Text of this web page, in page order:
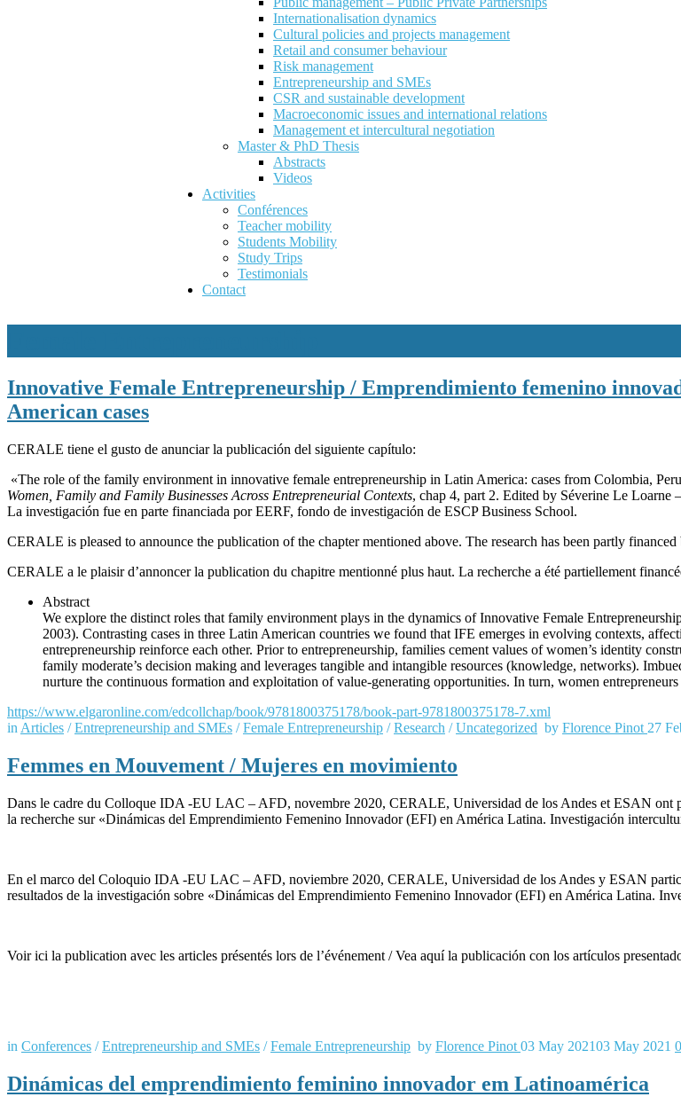
Internationalisation dynamics
Cultural policies and projects management
Retail and consumer behaviour
Risk management
Entrepreneurship and SMEs
CSR and sustainable development
Macroeconomic issues and international relations
Management et intercultural negotiation
Master & PhD Thesis
Abstracts
Videos
Activities
Conférences
Teacher mobility
Students Mobility
Study Trips
Testimonials
Contact
Innovative Female Entrepreneurship / Emprendimiento femenino
American cases
CERALE tiene el gusto de anunciar la publicación del siguiente capítulo:
«The role of the family environment in innovative female entrepreneurship in Latin America: cases from Colombia,
Women, Family and Family Businesses Across Entrepreneurial Contexts, chap 4, part 2. Edited by Séverine Le
La investigación fue en parte financiada por EERF, fondo de investigación de ESCP Business School.
CERALE is pleased to announce the publication of the chapter mentioned above. The research has been partly
CERALE a le plaisir d’annoncer la publication du chapitre mentionné plus haut. La recherche a été partiellement
Abstract
We explore the distinct roles that family environment plays in the dynamics of Innovative Female
2003). Contrasting cases in three Latin American countries we found that IFE emerges in evolving contexts,
entrepreneurship reinforce each other. Prior to entrepreneurship, families cement values of women’s identity
family moderate’s decision making and leverages tangible and intangible resources (knowledge, networks).
nurture the continuous formation and exploitation of value-generating opportunities. In turn, women
https://www.elgaronline.com/edcollchap/book/9781800375178/book-part-9781800375178-7.xml
in Articles /Entrepreneurship and SMEs /Female Entrepreneurship /Research /Uncategorized by Florence Pinot 27
Femmes en Mouvement / Mujeres en movimiento
Dans le cadre du Colloque IDA -EU LAC – AFD, novembre 2020, CERALE, Universidad de los Andes et ESAN ont
la recherche sur «Dinámicas del Emprendimiento Femenino Innovador (EFI) en América Latina. Investigación
En el marco del Coloquio IDA -EU LAC – AFD, noviembre 2020, CERALE, Universidad de los Andes y ESAN
resultados de la investigación sobre «Dinámicas del Emprendimiento Femenino Innovador (EFI) en América Latina.
Voir ici la publication avec les articles présentés lors de l’événement / Vea aquí la publicación con los artículos
in Conferences /Entrepreneurship and SMEs /Female Entrepreneurship by Florence Pinot 03 May 202103 May 2021 0
Dinámicas del emprendimiento feminino innovador em Latinoamérica